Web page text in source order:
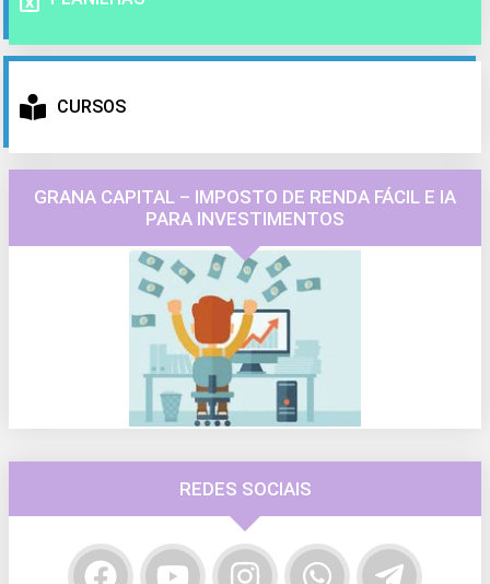
CURSOS
GRANA CAPITAL – IMPOSTO DE RENDA FÁCIL E IA
PARA INVESTIMENTOS
REDES SOCIAIS